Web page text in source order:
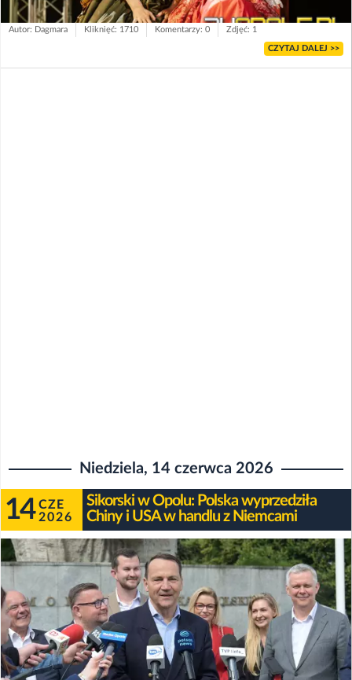
Autor: Dagmara Kliknięć: 1710 Komentarzy: 0 Zdjęć: 1
CZYTAJ DALEJ >>
Niedziela, 14 czerwca 2026
14 CZE
2026
Sikorski w Opolu: Polska wyprzedziła
Chiny i USA w handlu z Niemcami